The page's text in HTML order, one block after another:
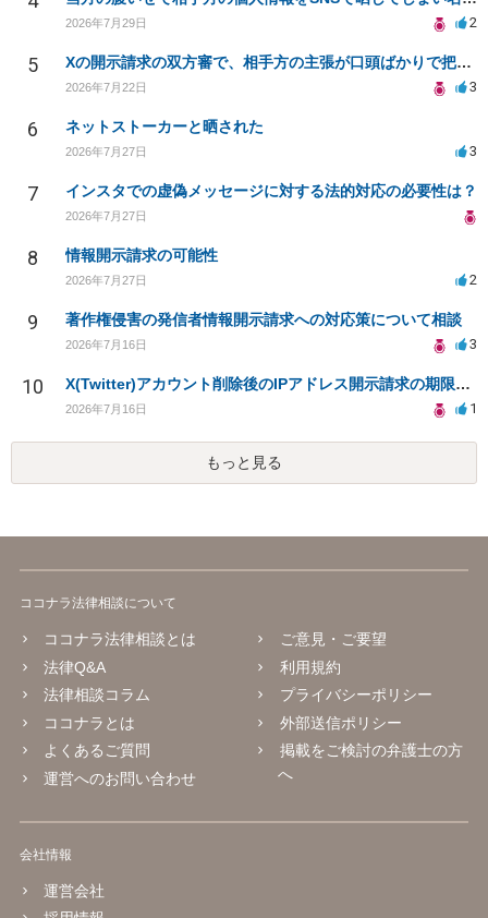
2026年7月29日 2
5 Xの開示請求の双方審で、相手方の主張が口頭ばかりで把握しきれません
2026年7月22日 3
6 ネットストーカーと晒された
2026年7月27日 3
7 インスタでの虚偽メッセージに対する法的対応の必要性は？
2026年7月27日
8 情報開示請求の可能性
2026年7月27日 2
9 著作権侵害の発信者情報開示請求への対応策について相談
2026年7月16日 3
10 X(Twitter)アカウント削除後のIPアドレス開示請求の期限は？
2026年7月16日 1
もっと見る
ココナラ法律相談について
ココナラ法律相談とは
法律Q&A
法律相談コラム
ココナラとは
よくあるご質問
運営へのお問い合わせ
ご意見・ご要望
利用規約
プライバシーポリシー
外部送信ポリシー
掲載をご検討の弁護士の方
へ
会社情報
運営会社